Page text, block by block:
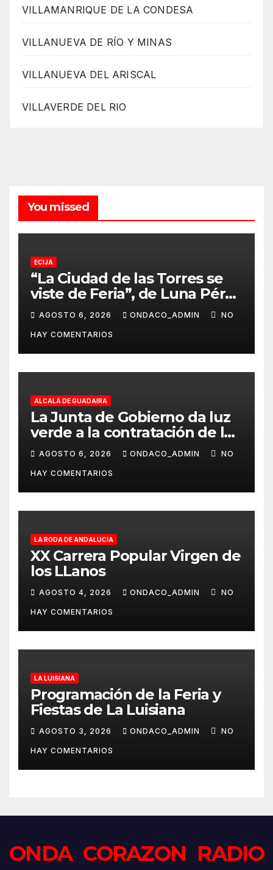
VILLAMANRIQUE DE LA CONDESA
VILLANUEVA DE RÍO Y MINAS
VILLANUEVA DEL ARISCAL
VILLAVERDE DEL RIO
You missed
ECIJA
“La Ciudad de las Torres se
viste de Feria”, de Luna Pérez
Flores, cartel anunciador de
la Real Feria de Écija 2026
AGOSTO 6, 2026 ONDACO_ADMIN NO
HAY COMENTARIOS
ALCALÁ DE GUADAIRA
La Junta de Gobierno da luz
verde a la contratación de las
obras de ampliación del
Museo de Alcalá
AGOSTO 6, 2026 ONDACO_ADMIN NO
HAY COMENTARIOS
LA RODA DE ANDALUCIA
XX Carrera Popular Virgen de
los LLanos
AGOSTO 4, 2026 ONDACO_ADMIN NO
HAY COMENTARIOS
LA LUISIANA
Programación de la Feria y
Fiestas de La Luisiana
AGOSTO 3, 2026 ONDACO_ADMIN NO
HAY COMENTARIOS
ONDA CORAZON RADIO